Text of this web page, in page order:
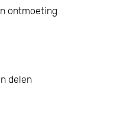
ontmoeting
delen